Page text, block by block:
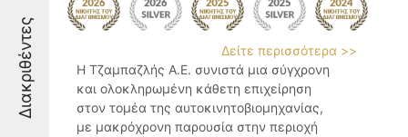
Διακριθέντες
Δείτε περισσότερα >>
Η Τζαμπαζλής Α.Ε. συνιστά μια σύγχρονη
και ολοκληρωμένη κάθετη επιχείρηση
στον τομέα της αυτοκινητοβιομηχανίας,
με μακρόχρονη παρουσία στην περιοχή